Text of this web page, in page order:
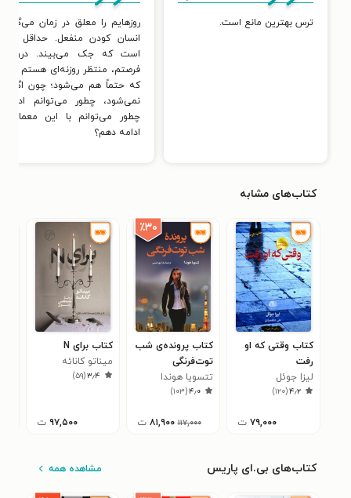
ترس بهترین مانع است.
روزهایم را معلق در زمان
انسان کودن منفعل. حداقل
است که جک می‌بیند. درواقع
فرصتم، منتظر روزنه‌ای هستم تا
که حتماً هم می‌شود؛ چون اگر
نمی‌شود، چطور می‌توانم
چطور می‌توانم با این معمای
ادامه دهم؟
کتاب‌های مشابه
کتاب وقتی که او
رفت
لیزا جوئل
۴٫۲(۱۲۰)
۷۹,۰۰۰ ت
٪۳۰
کتاب پرونده‌ی شب
توت‌فرنگی
تتسویا هوندا
۴٫۰(۱۰۳)
۱۱۷,۰۰۰ ۸۱,۹۰۰ ت
کتاب برای N
میناتو کانائه
۳٫۴(۵۹)
۹۷,۵۰۰ ت
کتاب‌های بی.ای پاریس مشاهده همه